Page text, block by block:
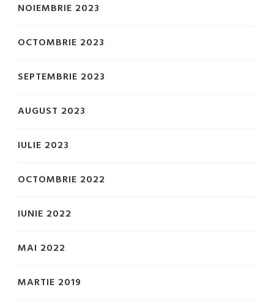
NOIEMBRIE 2023
OCTOMBRIE 2023
SEPTEMBRIE 2023
AUGUST 2023
IULIE 2023
OCTOMBRIE 2022
IUNIE 2022
MAI 2022
MARTIE 2019